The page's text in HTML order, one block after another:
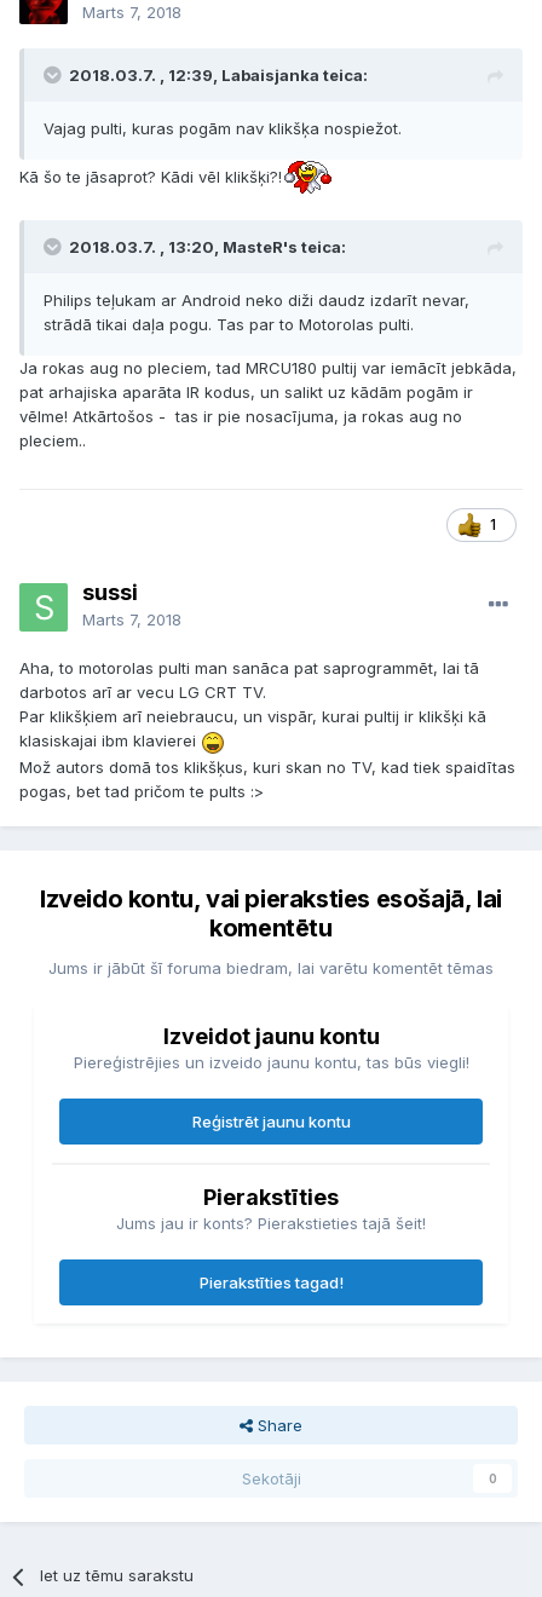
Marts 7, 2018
2018.03.7. , 12:39, Labaisjanka teica:
Vajag pulti, kuras pogām nav klikšķa nospiežot.
Kā šo te jāsaprot? Kādi vēl klikšķi?!
2018.03.7. , 13:20, MasteR's teica:
Philips teļukam ar Android neko diži daudz izdarīt nevar,
strādā tikai daļa pogu. Tas par to Motorolas pulti.
Ja rokas aug no pleciem, tad MRCU180 pultij var iemācīt jebkāda,
pat arhajiska aparāta IR kodus, un salikt uz kādām pogām ir
vēlme! Atkārtošos - tas ir pie nosacījuma, ja rokas aug no
pleciem..
1
sussi
Marts 7, 2018
Aha, to motorolas pulti man sanāca pat saprogrammēt, lai tā
darbotos arī ar vecu LG CRT TV.
Par klikšķiem arī neiebraucu, un vispār, kurai pultij ir klikšķi kā
klasiskajai ibm klavierei
Mož autors domā tos klikšķus, kuri skan no TV, kad tiek spaidītas
pogas, bet tad pričom te pults :>
Izveido kontu, vai pieraksties esošajā, lai
komentētu
Jums ir jābūt šī foruma biedram, lai varētu komentēt tēmas
Izveidot jaunu kontu
Piereģistrējies un izveido jaunu kontu, tas būs viegli!
Reģistrēt jaunu kontu
Pierakstīties
Jums jau ir konts? Pierakstieties tajā šeit!
Pierakstīties tagad!
Share
Sekotāji 0
Iet uz tēmu sarakstu